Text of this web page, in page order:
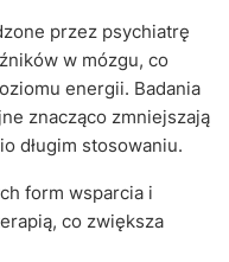
przez psychiatrę
w mózgu, co
energii. Badania
znacząco zmniejszają
długim stosowaniu.
form wsparcia i
co zwiększa